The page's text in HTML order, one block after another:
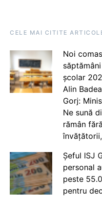
CELE MAI CITITE
Noi
școlar
Alin
Gorj:
Ne sună
rămân
Șeful ISJ
personal
peste
pentru